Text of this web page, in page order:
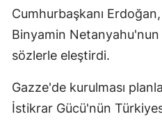
Cumhurbaşkanı
Binyamin
sözlerle eleştirdi.
Gazze'de kurulması
İstikrar Gücü'nün